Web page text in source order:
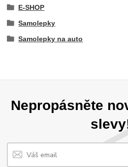
E-SHOP
Samolepky
Samolepky na auto
Nepropásněte